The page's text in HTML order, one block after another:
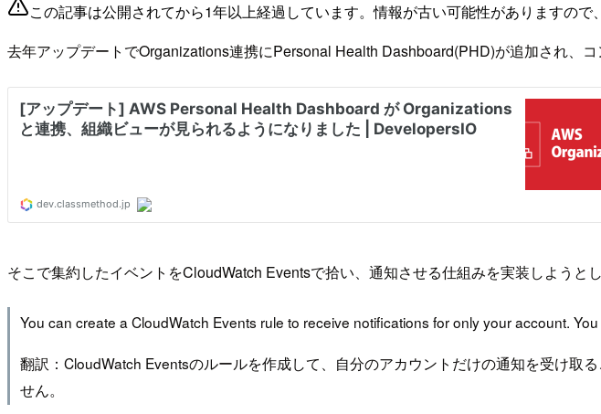
この記事は公開されてから1年以上経過しています。情報が古い可能性がありますので
去年アップデートでOrganizations連携にPersonal Health Dashboard(PHD)が追加され、
そこで集約したイベントをCloudWatch Eventsで拾い、通知させる仕組みを実装しようと
You can create a CloudWatch Events rule to receive notifications for only your account.
翻訳：CloudWatch Eventsのルールを作成して、自分のアカウントだけの通知を受け取
せん。